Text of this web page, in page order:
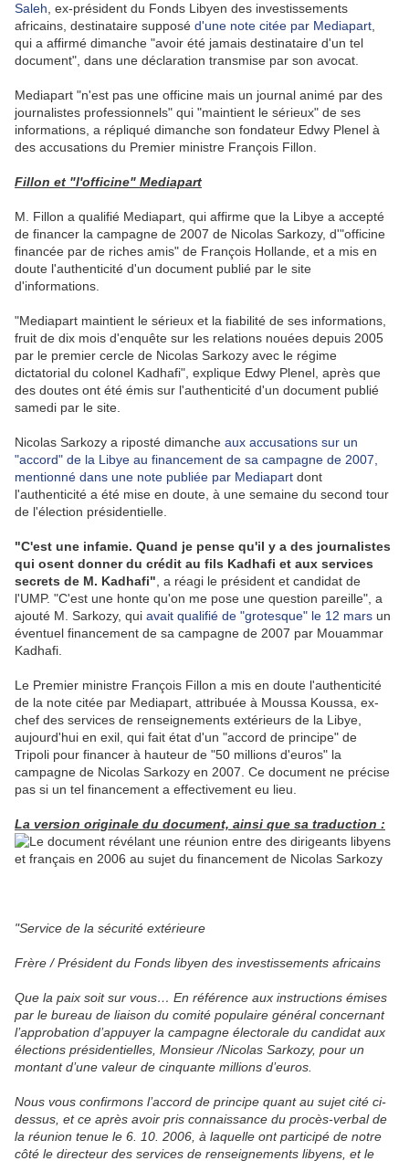
Saleh , ex-président du Fonds Libyen des investissements
africains, destinataire supposé d'une note citée par Mediapart
qui a affirmé dimanche "avoir été jamais destinataire d'un tel
document", dans une déclaration transmise par son avocat.
Mediapart "n'est pas une officine mais un journal animé par des
journalistes professionnels" qui "maintient le sérieux" de ses
informations, a répliqué dimanche son fondateur Edwy Plenel à
des accusations du Premier ministre François Fillon.
Fillon et "l'officine" Mediapart
M. Fillon a qualifié Mediapart, qui affirme que la Libye a accepté
de financer la campagne de 2007 de Nicolas Sarkozy, d'"officine
financée par de riches amis" de François Hollande, et a mis en
doute l'authenticité d'un document publié par le site
d'informations.
"Mediapart maintient le sérieux et la fiabilité de ses informations,
fruit de dix mois d'enquête sur les relations nouées depuis 2005
par le premier cercle de Nicolas Sarkozy avec le régime
dictatorial du colonel Kadhafi", explique Edwy Plenel, après que
des doutes ont été émis sur l'authenticité d'un document publié
samedi par le site.
Nicolas Sarkozy a riposté dimanche aux accusations sur un
"accord" de la Libye au financement de sa campagne de 2007,
mentionné dans une note publiée par Mediapart dont
l'authenticité a été mise en doute, à une semaine du second tour
de l'élection présidentielle.
"C'est une infamie. Quand je pense qu'il y a des journalistes
qui osent donner du crédit au fils Kadhafi et aux services
secrets de M. Kadhafi" , a réagi le président et candidat de
l'UMP. "C'est une honte qu'on me pose une question pareille", a
ajouté M. Sarkozy, qui avait qualifié de "grotesque" le 12 mars un
éventuel financement de sa campagne de 2007 par Mouammar
Kadhafi.
Le Premier ministre François Fillon a mis en doute l'authenticité
de la note citée par Mediapart, attribuée à Moussa Koussa, ex-
chef des services de renseignements extérieurs de la Libye,
aujourd'hui en exil, qui fait état d'un "accord de principe" de
Tripoli pour financer à hauteur de "50 millions d'euros" la
campagne de Nicolas Sarkozy en 2007. Ce document ne précise
pas si un tel financement a effectivement eu lieu.
La version originale du document, ainsi que sa traduction :
"Service de la sécurité extérieure
Frère / Président du Fonds libyen des investissements africains
Que la paix soit sur vous… En référence aux instructions émises
par le bureau de liaison du comité populaire général concernant
l’approbation d’appuyer la campagne électorale du candidat aux
élections présidentielles, Monsieur /Nicolas Sarkozy, pour un
montant d’une valeur de cinquante millions d’euros.
Nous vous confirmons l’accord de principe quant au sujet cité ci-
dessus, et ce après avoir pris connaissance du procès-verbal de
la réunion tenue le 6. 10. 2006, à laquelle ont participé de notre
côté le directeur des services de renseignements libyens, et le